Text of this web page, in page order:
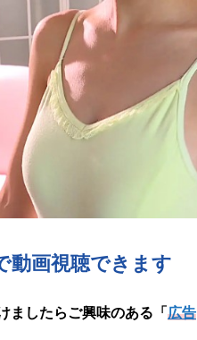
動画視聴できます
ましたらご興味のある「 広告